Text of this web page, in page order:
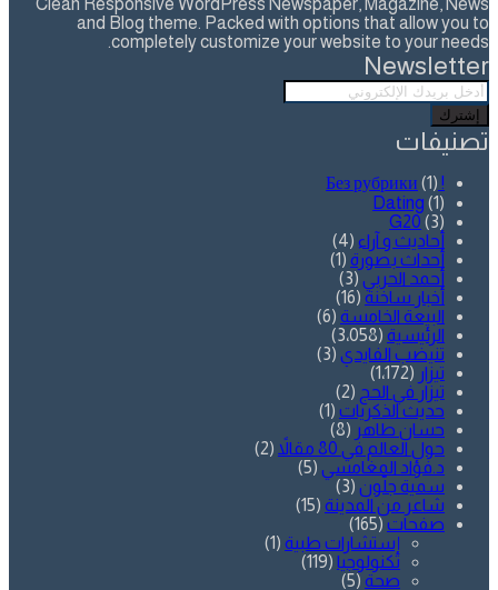
Clean Responsive WordPress Newspaper, Magazine, News
and Blog theme. Packed with options that allow you to
completely customize your website to your needs.
Newsletter
أدخل
بريدك
الإلكتروني
تصنيفات
! Без рубрики
(1)
Dating (1)
G20 (3)
أحاديث و آراء (4)
أحداث بصورة (1)
أحمد الحربي (3)
أخبار ساخنة (16)
البيعة الخامسة (6)
الرئيسية (3٬058)
تنيضب الفايدي (3)
تيزار (1٬172)
تيزار في الحج (2)
حديث الذكريات (1)
حسان طاهر (8)
حول العالم في 80 مقالاً
(2)
د.فؤاد المغامسي (5)
سمية جلّون (3)
شاعر من المدينة (15)
صفحات (165)
إستشارات طبية (1)
تكنولوجيا (119)
صحة (5)